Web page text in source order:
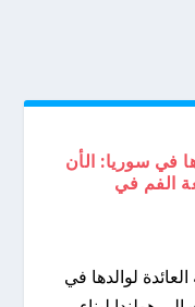
في سوريا: الأن
الفم في
لوالدها في